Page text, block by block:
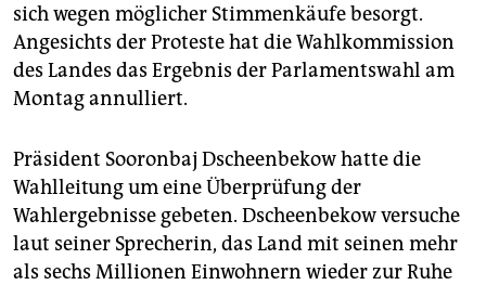
sich wegen möglicher Stimmenkäufe besorgt.
Angesichts der Proteste hat die Wahlkommission
des Landes das Ergebnis der Parlamentswahl am
Montag annulliert.
Präsident Sooronbaj Dscheenbekow hatte die
Wahlleitung um eine Überprüfung der
Wahlergebnisse gebeten. Dscheenbekow versuche
laut seiner Sprecherin, das Land mit seinen mehr
als sechs Millionen Einwohnern wieder zur Ruhe